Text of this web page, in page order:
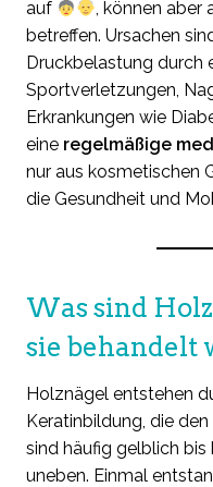
auf
, können aber
betreffen. Ursachen
Druckbelastung durch
Sportverletzungen,
Erkrankungen wie
eine regelmäßige
nur aus kosmetischen
die Gesundheit und
Was sind
sie behandelt
Holznägel entstehen
Keratinbildung, die
sind häufig gelblich
uneben. Einmal